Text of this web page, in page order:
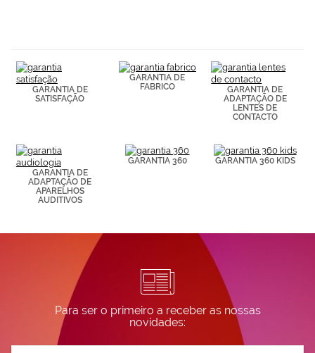
Puedes
consultar más
información en
nuestra
GARANTIA DE
SATISFAÇÃO
GARANTIA DE
FABRICO
GARANTIA DE
ADAPTAÇÃO DE
LENTES DE
CONTACTO
GARANTIA DE
ADAPTAÇÃO DE
APARELHOS
AUDITIVOS
GARANTIA 360 GARANTIA 360 KIDS
Para ser o primeiro a receber as nossas
novidades: